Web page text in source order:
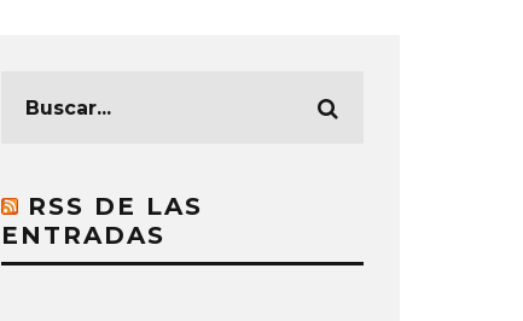
RSS DE LAS
ENTRADAS